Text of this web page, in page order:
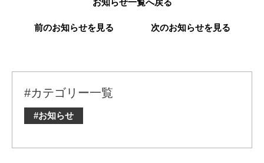
前のお知らせを見る 次のお知らせを見る
#カテゴリー一覧
#お知らせ